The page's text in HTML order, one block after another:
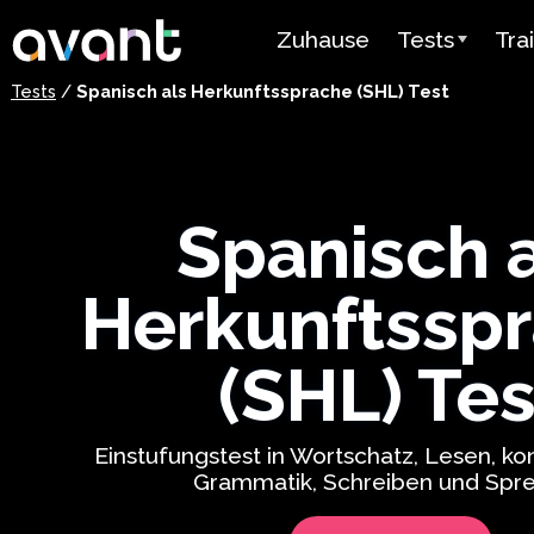
Skip to main content
Zuhause
Tests
Testübersicht
Spanisch als
Test
Arabischer
Tests / Spanisch als Herkunftssprache (SHL) Test
Spanisch
(SHL)
Einstufungstest in Wortschatz, Lesen,
Grammatik, Schreiben und